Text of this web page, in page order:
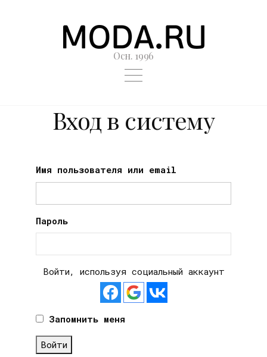
Осн. 1996
Вход в систему
Имя пользователя или email
Пароль
Войти, используя социальный аккаунт
Запомнить меня
Войти